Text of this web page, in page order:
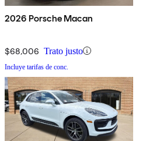
2026 Porsche Macan
$68,006 Trato justo
Incluye tarifas de conc.